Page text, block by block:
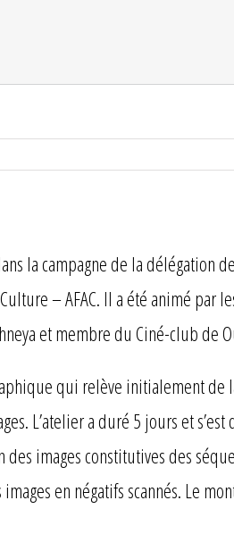
la campagne de la délégation
– AFAC. Il a été animé par
et membre du Ciné-club de
qui relève initialement
L’atelier a duré 5 jours et
images constitutives des
en négatifs scannés. Le